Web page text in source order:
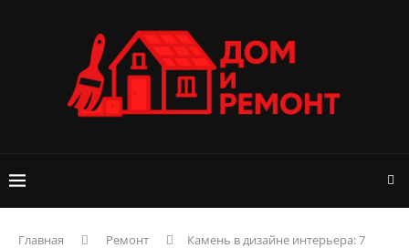
Главная Ремонт
Камень в дизайне интерьера: 7